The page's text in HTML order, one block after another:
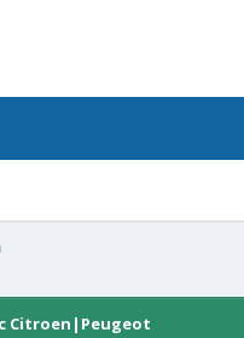
Citroen|Peugeot